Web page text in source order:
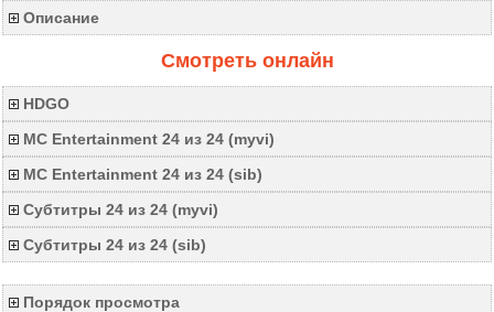
Описание
Смотреть онлайн
HDGO
MC Entertainment 24 из 24 (myvi)
MC Entertainment 24 из 24 (sib)
Субтитры 24 из 24 (myvi)
Субтитры 24 из 24 (sib)
Порядок просмотра